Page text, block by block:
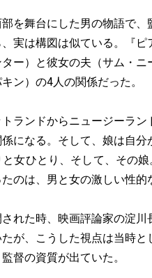
を舞台にした男の物語で、
実は構図は似ている。『
ー）と彼女の夫（サム・
ン）の4人の関係だった。
ランドからニュージーラン
になる。そして、娘は自
女ひとり、そして、その
のは、男と女の激しい性的
れた時、映画評論家の淀川
が、こうした視点は当時と
督の資質が出ていた。